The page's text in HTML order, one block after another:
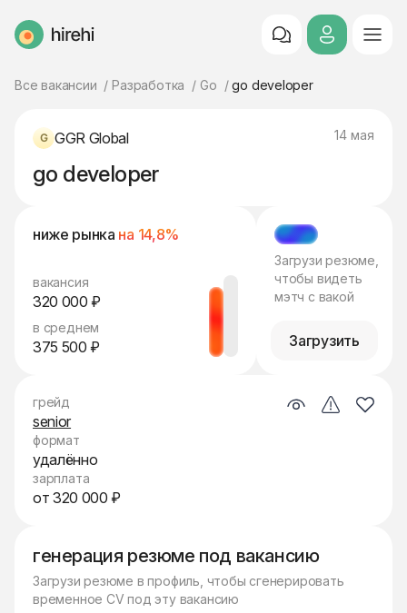
HireHi
Все вакансии Разработка Go go developer
GGR Global 14 мая
go developer
ниже рынка на 14,8%
вакансия
320 000 ₽
в среднем
375 500 ₽
МЭТЧ
Загрузи резюме,
чтобы видеть
мэтч с вакой
Загрузить
генерация резюме под вакансию
Загрузи резюме в профиль, чтобы сгенерировать
временное CV под эту вакансию
грейд
senior
формат
удалённо
зарплата
от 320 000 ₽